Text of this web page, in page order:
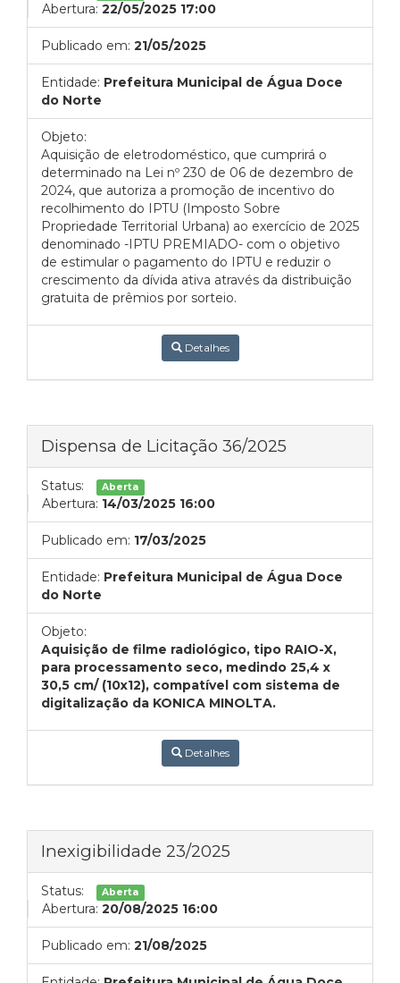
Abertura: 22/05/2025 17:00
Publicado em: 21/05/2025
Entidade: Prefeitura Municipal de Água Doce
do Norte
Objeto:
Aquisição de eletrodoméstico, que cumprirá o
determinado na Lei nº 230 de 06 de dezembro de
2024, que autoriza a promoção de incentivo do
recolhimento do IPTU (Imposto Sobre
Propriedade Territorial Urbana) ao exercício de 2025
denominado -IPTU PREMIADO- com o objetivo
de estimular o pagamento do IPTU e reduzir o
crescimento da dívida ativa através da distribuição
gratuita de prêmios por sorteio.
Detalhes
Dispensa de Licitação 36/2025
Status: Aberta
Abertura: 14/03/2025 16:00
Publicado em: 17/03/2025
Entidade: Prefeitura Municipal de Água Doce
do Norte
Objeto:
Aquisição de filme radiológico, tipo RAIO-X,
para processamento seco, medindo 25,4 x
30,5 cm/ (10x12), compatível com sistema de
digitalização da KONICA MINOLTA.
Detalhes
Inexigibilidade 23/2025
Status: Aberta
Abertura: 20/08/2025 16:00
Publicado em: 21/08/2025